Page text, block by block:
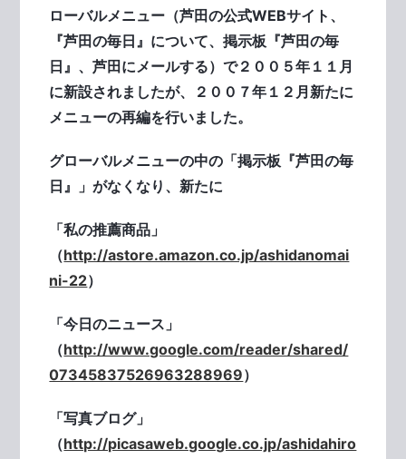
ローバルメニュー（芦田の公式WEBサイト、
『芦田の毎日』について、掲示板『芦田の毎
日』、芦田にメールする）で２００５年１１月
に新設されましたが、２００７年１２月新たに
メニューの再編を行いました。
グローバルメニューの中の「掲示板『芦田の毎
日』」がなくなり、新たに
「私の推薦商品」
（http://astore.amazon.co.jp/ashidanomai
ni-22）
「今日のニュース」
（http://www.google.com/reader/shared/
07345837526963288969）
「写真ブログ」
（http://picasaweb.google.co.jp/ashidahiro